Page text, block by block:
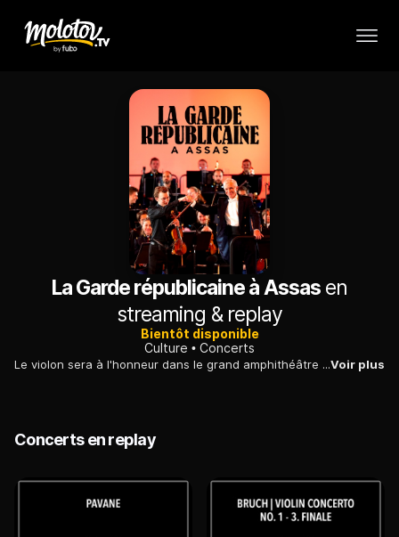
La Garde républicaine à Assas en
streaming & replay
Bientôt disponible
Culture
Concerts
Le violon sera à l'honneur dans le grand amphithéâtre de l'université Paris Panthéon-Assas, lors de ce concert donné par l'Orchestre de la Garde républicaine, dirigé par le colonel François Boulanger. Le répertoire de cette formation d'élite est loin de se limiter aux musiques militaires chères aux défilés. Elle explorera le répertoire pour violon de compositeurs maîtres de l'instrument : Bach, Paganini, Ysaÿe, soit trois manières d'illustrer l'art de l'instrument royal par excellence.Voir plus
Concerts en replay